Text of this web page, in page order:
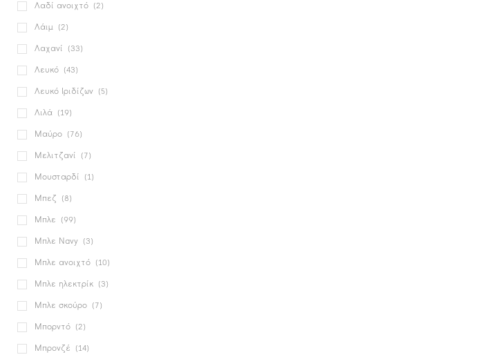
Λαδί ανοιχτό (2)
Λάιμ (2)
Λαχανί (33)
Λευκό (43)
Λευκό Ιριδίζων (5)
Λιλά (19)
Μαύρο (76)
Μελιτζανί (7)
Μουσταρδί (1)
Μπεζ (8)
Μπλε (99)
Μπλε Navy (3)
Μπλε ανοιχτό (10)
Μπλε ηλεκτρίκ (3)
Μπλε σκούρο (7)
Μπορντό (2)
Μπρονζέ (14)